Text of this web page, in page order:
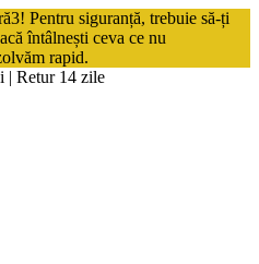
Pentru siguranță, trebuie să-ți
întâlnești ceva ce nu
rapid.
| Retur 14 zile